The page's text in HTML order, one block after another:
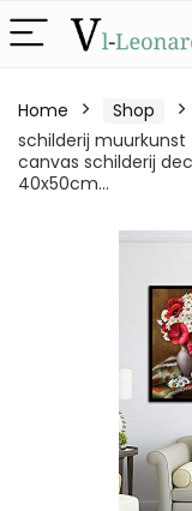
Home Shop
schilderij muurkunst
canvas schilderij
40x50cm…